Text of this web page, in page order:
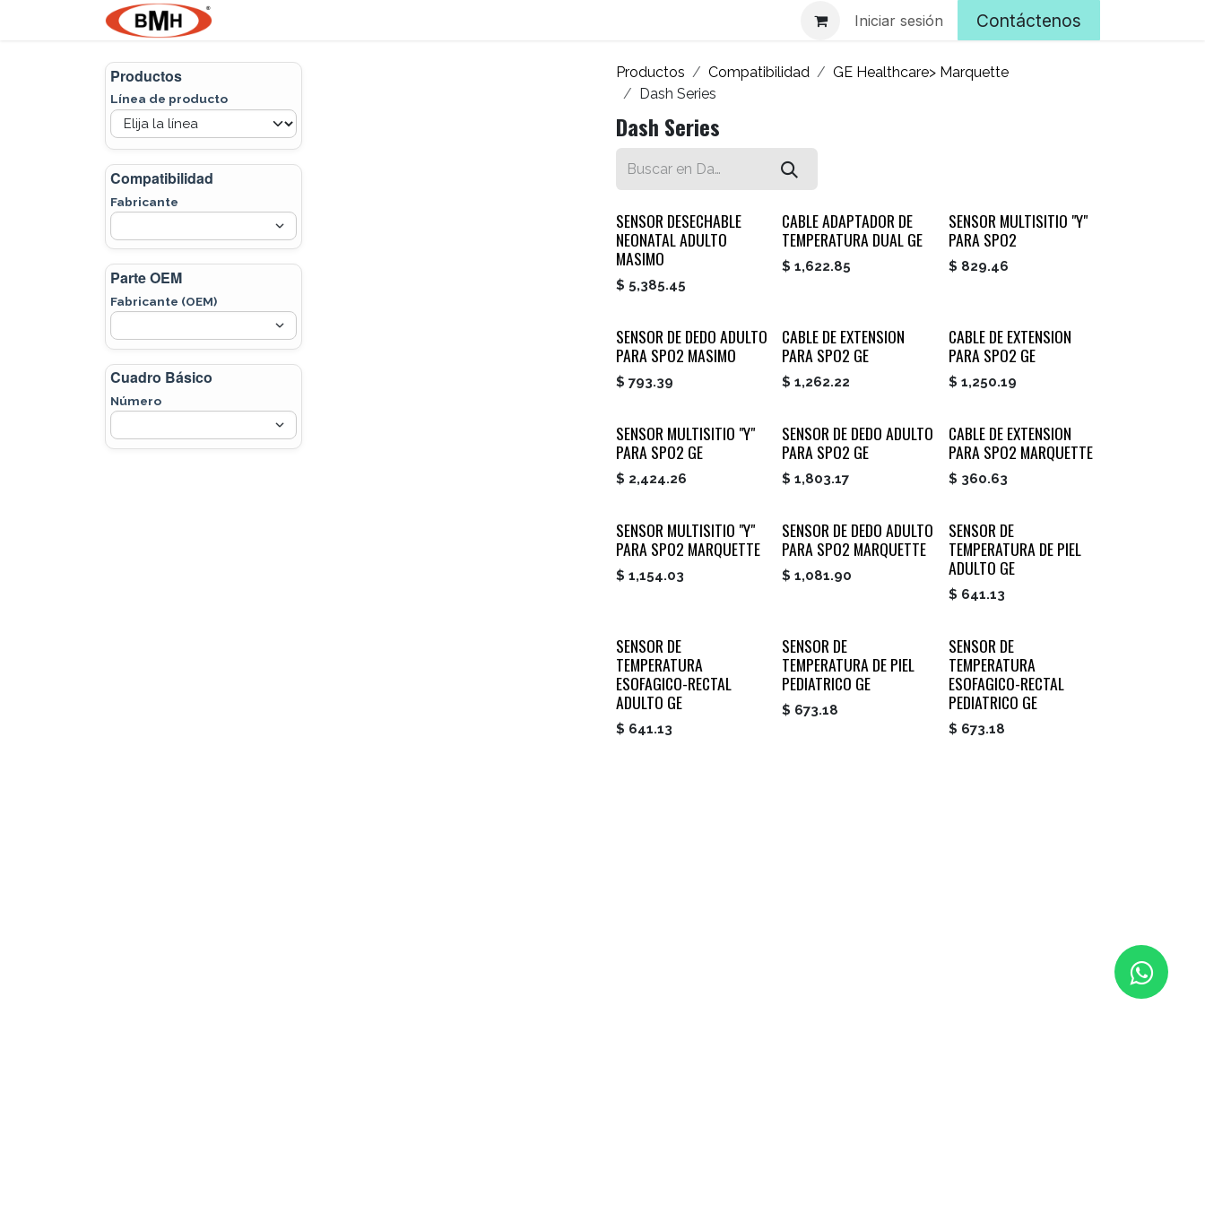
Ir al contenido Iniciar sesión Contáctenos
Productos
Línea de producto
Compatibilidad
Fabricante
Parte OEM
Fabricante (OEM)
Cuadro Básico
Número
Productos Compatibilidad
GE Healthcare> Marquette
Dash Series
Dash Series
SENSOR DESECHABLE
NEONATAL ADULTO
MASIMO
$ 5,385.45
CABLE ADAPTADOR DE
TEMPERATURA DUAL GE
$1,622.85
SENSOR MULTISITIO "Y"
PARA SPO2
$ 829.46
SENSOR DE DEDO ADULTO
PARA SPO2 MASIMO
$ 793.39
CABLE DE EXTENSION
PARA SPO2 GE
$1,262.22
CABLE DE EXTENSION
PARA SPO2 GE
$ 1,250.19
SENSOR MULTISITIO "Y"
PARA SPO2 GE
$ 2,424.26
SENSOR DE DEDO ADULTO
PARA SPO2 GE
$1,803.17
CABLE DE EXTENSION
PARA SPO2 MARQUETTE
$ 360.63
SENSOR MULTISITIO "Y"
PARA SPO2 MARQUETTE
$ 1,154.03
SENSOR DE DEDO ADULTO
PARA SPO2 MARQUETTE
$1,081.90
SENSOR DE
TEMPERATURA DE PIEL
ADULTO GE
$ 641.13
SENSOR DE
TEMPERATURA
ESOFAGICO-RECTAL
ADULTO GE
$ 641.13
SENSOR DE
TEMPERATURA DE PIEL
PEDIATRICO GE
$ 673.18
SENSOR DE
TEMPERATURA
ESOFAGICO-RECTAL
PEDIATRICO GE
$ 673.18